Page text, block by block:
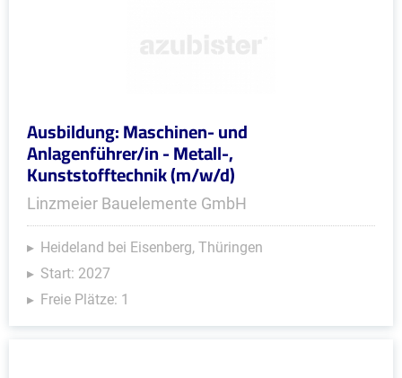
Ausbildung: Maschinen- und
Anlagenführer/in - Metall-,
Kunststofftechnik (m/w/d)
Linzmeier Bauelemente GmbH
Heideland bei Eisenberg, Thüringen
Start: 2027
Freie Plätze: 1